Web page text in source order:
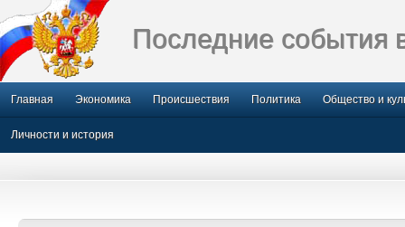
Последние события
Главная Экономика Происшествия Политика Общество и
Личности и история